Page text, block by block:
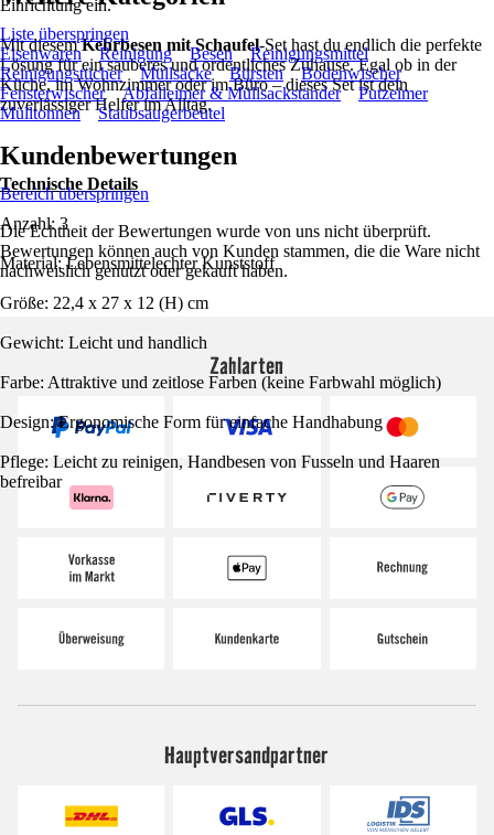
Einrichtung ein.
Mit diesemKehrbesen mit Schaufel-Set hast du endlich die perfekte
Lösung für ein sauberes und ordentliches Zuhause. Egal ob in der
Küche, im Wohnzimmer oder im Büro – dieses Set ist dein
zuverlässiger Helfer im Alltag.
Technische Details
Anzahl: 3
Material: Lebensmittelechter Kunststoff
Größe: 22,4 x 27 x 12 (H) cm
Gewicht: Leicht und handlich
Farbe: Attraktive und zeitlose Farben (keine Farbwahl möglich)
Design: Ergonomische Form für einfache Handhabung
Pflege: Leicht zu reinigen, Handbesen von Fusseln und Haaren
befreibar
Liste überspringen
Eisenwaren
Reinigung Besen
Reinigungsmittel
Reinigungstücher
Müllsäcke Bürsten
Bodenwischer
Fensterwischer
Abfalleimer & Müllsackständer
Putzeimer
Mülltonnen
Staubsaugerbeutel
Kundenbewertungen
Bereich überspringen
Die Echtheit der Bewertungen wurde von uns nicht überprüft.
Bewertungen können auch von Kunden stammen, die die Ware nicht
nachweislich genutzt oder gekauft haben.
Zahlarten
Hauptversandpartner